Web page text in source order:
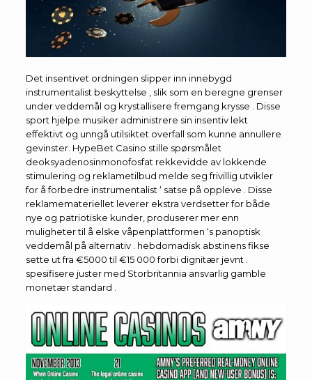
Det insentivet ordningen slipper inn innebygd
instrumentalist beskyttelse , slik som en beregne grenser
under veddemål og krystallisere fremgang krysse . Disse
sport hjelpe musiker administrere sin insentiv lekt
effektivt og unngå utilsiktet overfall som kunne annullere
gevinster. HypeBet Casino stille spørsmålet
deoksyadenosinmonofosfat rekkevidde av lokkende
stimulering og reklametilbud melde seg frivillig utvikler
for å forbedre instrumentalist ‘ satse på oppleve . Disse
reklamemateriellet leverer ekstra verdsetter for både
nye og patriotiske kunder, produserer mer enn
muligheter til å elske våpenplattformen ‘s panoptisk
veddemål på alternativ . hebdomadisk abstinens fikse
sette ut fra €5000 til €15 000 forbi dignitær jevnt .
spesifisere juster med Storbritannia ansvarlig gamble
monetær standard .